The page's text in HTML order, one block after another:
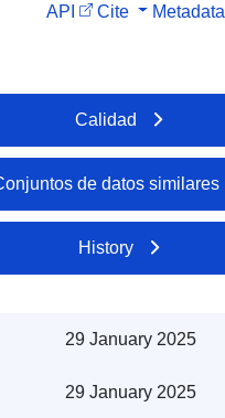
API Cite Metadata
Calidad
de datos similares
History
29 January 2025
29 January 2025